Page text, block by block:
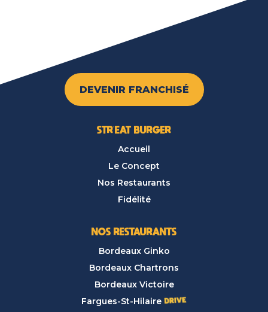
DEVENIR FRANCHISÉ
STR’EAT BURGER
Accueil
Le Concept
Nos Restaurants
Fidélité
NOS RESTAURANTS
Bordeaux Ginko
Bordeaux Chartrons
Bordeaux Victoire
Fargues-St-Hilaire